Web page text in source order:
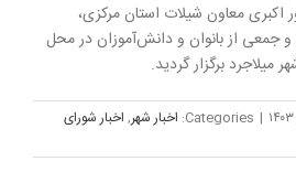
اکبری معاون شیلات استان مرکزی،
از بانوان و دانش‌آموزان در محل
برگزار گردید.
|
Categories: اخبار شهر, اخبار شورای